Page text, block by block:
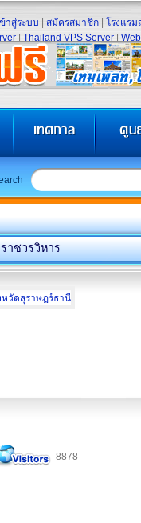
ข้าสู่ระบบ สมัครสมาชิก โรงแรม
Thailand VPS Server
าชวรวิหาร
8878